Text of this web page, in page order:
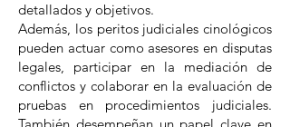
detallados y objetivos.
Además, los peritos judiciales cinológicos
pueden actuar como asesores en disputas
legales, participar en la mediación de
conflictos y colaborar en la evaluación de
pruebas en procedimientos judiciales.